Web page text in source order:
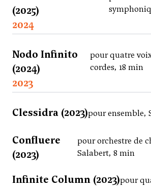
(2025)
2024
Nodo Infinito
(2024)
pour quatre
cordes, 18 min
2023
Clessidra (2023)pour ensemble,
Confluere
(2023)
pour orchestre de
Salabert, 8 min
Infinite Column (2023)pour